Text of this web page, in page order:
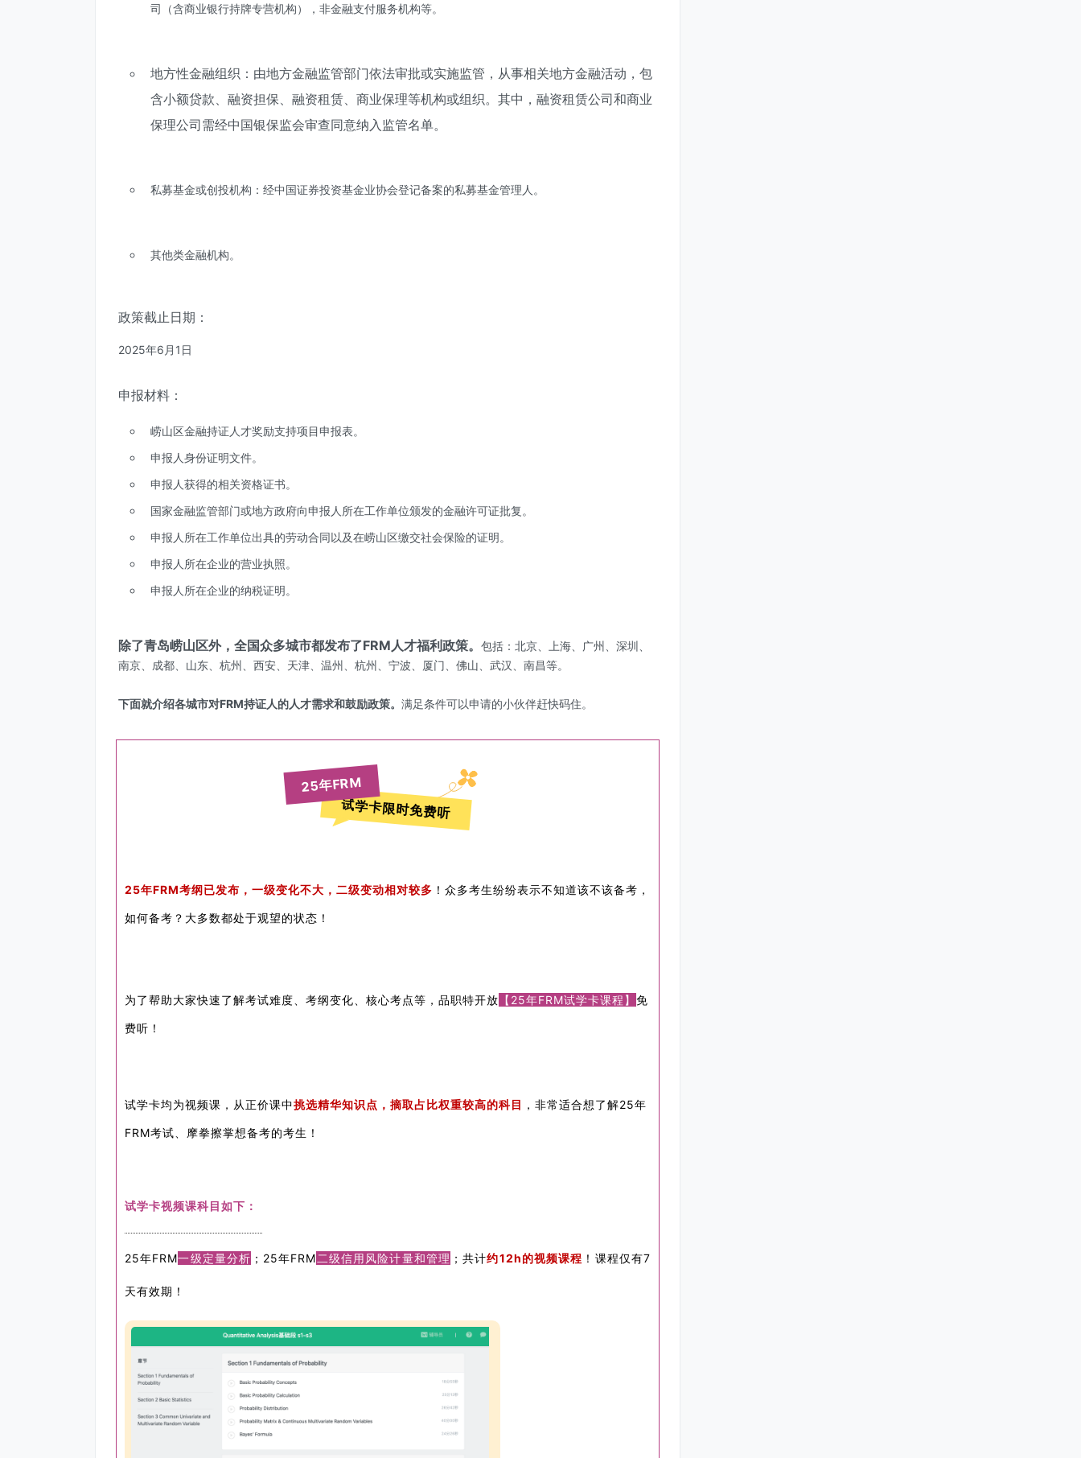
司（含商业银行持牌专营机构），非金融支付服务机构等。
地方性金融组织： 由地方金融监管部门依法审批或实施监管，从事相关地方金融活动，包
含小额贷款、融资担保、融资租赁、商业保理等机构或组织。 其中，融资租赁公司和商业
保理公司需经中国银保监会审查同意纳入监管名单。
私募基金或创投机构：经中国证券投资基金业协会登记备案的私募基金管理人。
其他类金融机构。
政策截止日期：
2025年6月1日
申报材料：
崂山区金融持证人才奖励支持项目申报表。
申报人身份证明文件。
申报人获得的相关资格证书。
国家金融监管部门或地方政府向申报人所在工作单位颁发的金融许可证批复。
申报人所在工作单位出具的劳动合同以及在崂山区缴交社会保险的证明。
申报人所在企业的营业执照。
申报人所在企业的纳税证明。
除了青岛崂山区外，全国众多城市都发布了FRM人才福利政策。 包括：北京、上海、广州、深圳、
南京、成都、山东、杭州、西安、天津、温州、杭州、宁波、厦门、佛山、武汉、南昌等。
下面就介绍各城市对FRM持证人的人才需求和鼓励政策。 满足条件可以申请的小伙伴赶快码住。
25年FRM
试学卡限时免费听
25年FRM考纲已发布，一级变化不大，二级变动相对较多 ！ 众多考生纷纷表示不知道该不该备考，
如何备考？大多数都处于观望的状态！
为了帮助大家快速了解考试难度、考纲变化、核心考点等，品职特开放 【25年FRM试学卡课程】 免
费听 ！
试学卡均为视频课，从正价课中挑选精华知识点，摘取占比权重较高的科目 ，非常适合想了解25年
FRM考试、摩拳擦掌想备考的考生！
试学卡视频课科目如下：
25年FRM一级定量分析 ；25年FRM二级信用风险计量和管理 ；共计约12h的视频课程 ！课程仅有7
天有效期！